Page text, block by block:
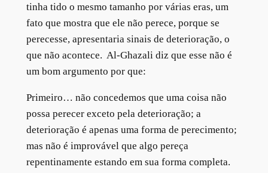
tinha tido o mesmo tamanho por várias eras, um
fato que mostra que ele não perece, porque se
perecesse, apresentaria sinais de deterioração, o
que não acontece. Al-Ghazali diz que esse não é
um bom argumento por que:
Primeiro… não concedemos que uma coisa não
possa perecer exceto pela deterioração; a
deterioração é apenas uma forma de perecimento;
mas não é improvável que algo pereça
repentinamente estando em sua forma completa.